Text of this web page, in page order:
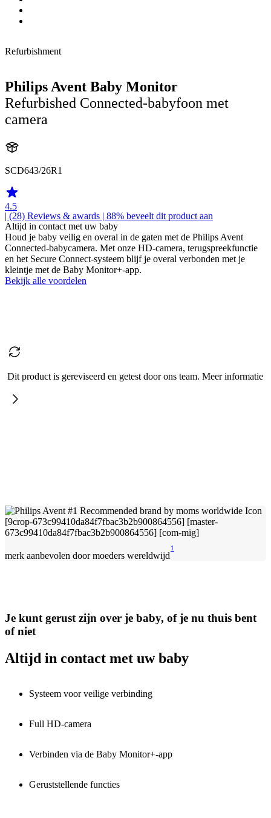
Refurbishment
Philips Avent Baby Monitor
Refurbished Connected-babyfoon met
camera
SCD643/26R1
4.5
| (28) Reviews & awards | 88% beveelt dit product aan
Altijd in contact met uw baby
Houd je baby veilig en overal in de gaten met de Philips Avent
Connected-babycamera. Met onze HD-camera, terugspreekfunctie
en het Secure Connect-systeem blijf je overal verbonden met je
kleintje met de Baby Monitor+-app.
Bekijk alle voordelen
Dit product is gereviseerd en getest door ons team. Meer informatie
merk aanbevolen door moeders wereldwijd
1
Je kunt gerust zijn over je baby, of je nu thuis bent
of niet
Altijd in contact met uw baby
Systeem voor veilige verbinding
Full HD-camera
Verbinden via de Baby Monitor+-app
Geruststellende functies